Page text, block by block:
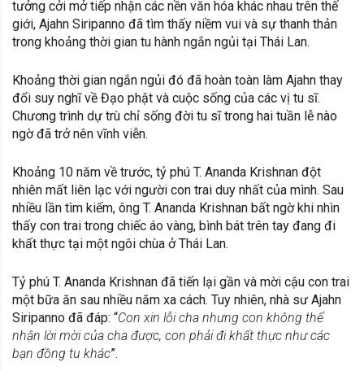
tưởng cởi mở tiếp nhận các nền văn hóa khác nhau trên thế
giới, Ajahn Siripanno đã tìm thấy niềm vui và sự thanh thản
trong khoảng thời gian tu hành ngắn ngủi tại Thái Lan.
Khoảng thời gian ngắn ngủi đó đã hoàn toàn làm Ajahn thay
đổi suy nghĩ về Đạo phật và cuộc sống của các vị tu sĩ.
Chương trình dự trù chỉ sống đời tu sĩ trong hai tuần lễ nào
ngờ đã trở nên vĩnh viễn.
Khoảng 10 năm về trước, tỷ phú T. Ananda Krishnan đột
nhiên mất liên lạc với người con trai duy nhất của mình. Sau
nhiều lần tìm kiếm, ông T. Ananda Krishnan bất ngờ khi nhìn
thấy con trai trong chiếc áo vàng, bình bát trên tay đang đi
khất thực tại một ngôi chùa ở Thái Lan.
Tỷ phú T. Ananda Krishnan đã tiến lại gần và mời cậu con trai
một bữa ăn sau nhiều năm xa cách. Tuy nhiên, nhà sư Ajahn
Siripanno đã đáp: “Con xin lỗi cha nhưng con không thể
nhận lời mời của cha được, con phải đi khất thực như các
bạn đồng tu khác”.